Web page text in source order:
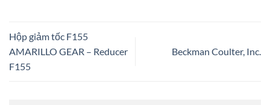
Hộp giảm tốc F155
AMARILLO GEAR – Reducer
F155
Beckman Coulter, Inc.